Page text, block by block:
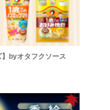
byオタフクソース